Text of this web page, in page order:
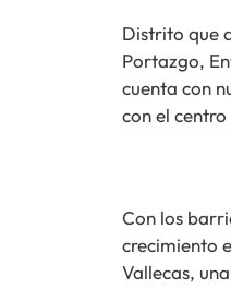
Distrito que
Portazgo,
cuenta con
con el
Con los
crecimiento
Vallecas,